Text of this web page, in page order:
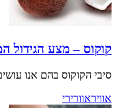
קוקוס – מצע הגידול
סיבי הקוקוס בהם אנו
אוויראוורירי